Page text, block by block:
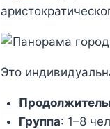
Это
Группа: 1–8